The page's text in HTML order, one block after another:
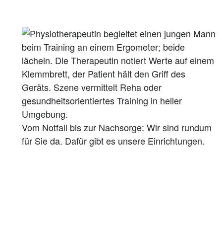
Vom Notfall bis zur Nachsorge: Wir sind rundum
für Sie da. Dafür gibt es unsere Einrichtungen.